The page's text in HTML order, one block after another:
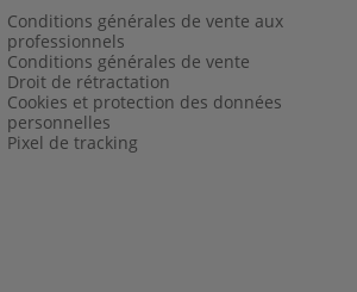
Conditions générales de vente aux
professionnels
Conditions générales de vente
Droit de rétractation
Cookies et protection des données
personnelles
Pixel de tracking